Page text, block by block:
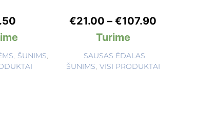
ŠUNIMS
€21.00 – €107.90
Turime
SAUSAS ĖDALAS
ŠUNIMS VISI PRODUKTAI